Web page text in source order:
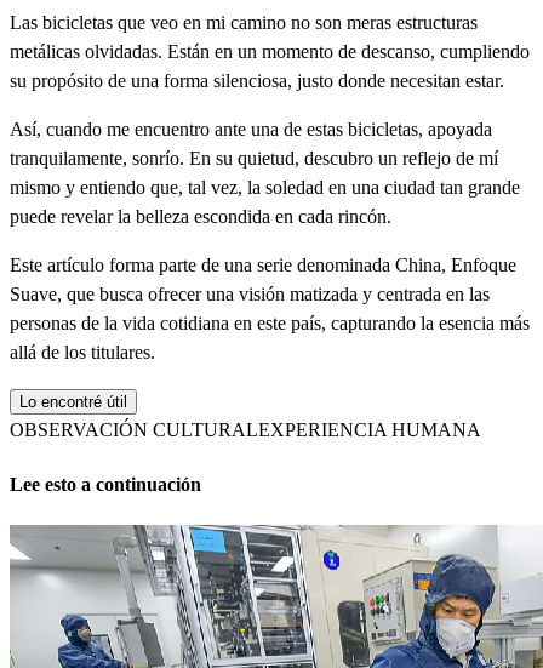
Las bicicletas que veo en mi camino no son meras estructuras
metálicas olvidadas. Están en un momento de descanso, cumpliendo
su propósito de una forma silenciosa, justo donde necesitan estar.
Así, cuando me encuentro ante una de estas bicicletas, apoyada
tranquilamente, sonrío. En su quietud, descubro un reflejo de mí
mismo y entiendo que, tal vez, la soledad en una ciudad tan grande
puede revelar la belleza escondida en cada rincón.
Este artículo forma parte de una serie denominada China, Enfoque
Suave, que busca ofrecer una visión matizada y centrada en las
personas de la vida cotidiana en este país, capturando la esencia más
allá de los titulares.
Lo encontré útil
OBSERVACIÓN CULTURALEXPERIENCIA HUMANA
Lee esto a continuación